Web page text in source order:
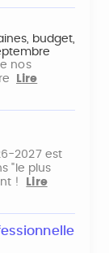
budget,
nos
Lire
2027 est
"le plus
!
Lire